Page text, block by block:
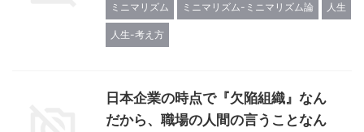
ミニマリズム ミニマリズム-ミニマリズム論 人生
人生-考え方
日本企業の時点で『欠陥組織』なん
だから、職場の人間の言うことなん